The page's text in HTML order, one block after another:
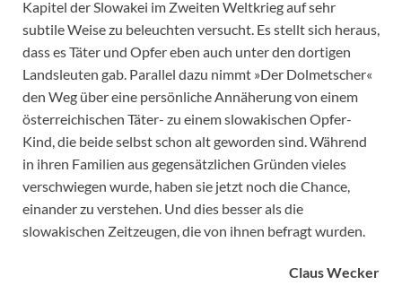
Kapitel der Slowakei im Zweiten Weltkrieg auf sehr
subtile Weise zu beleuchten versucht. Es stellt sich heraus,
dass es Täter und Opfer eben auch unter den dortigen
Landsleuten gab. Parallel dazu nimmt »Der Dolmetscher«
den Weg über eine persönliche Annäherung von einem
österreichischen Täter- zu einem slowakischen Opfer-
Kind, die beide selbst schon alt geworden sind. Während
in ihren Familien aus gegensätzlichen Gründen vieles
verschwiegen wurde, haben sie jetzt noch die Chance,
einander zu verstehen. Und dies besser als die
slowakischen Zeitzeugen, die von ihnen befragt wurden.
Claus Wecker